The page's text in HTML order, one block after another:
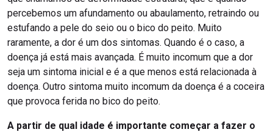
percebemos um afundamento ou abaulamento, retraindo ou
estufando a pele do seio ou o bico do peito. Muito
raramente, a dor é um dos sintomas. Quando é o caso, a
doença já está mais avançada. É muito incomum que a dor
seja um sintoma inicial e é a que menos está relacionada à
doença. Outro sintoma muito incomum da doença é a coceira
que provoca ferida no bico do peito.
A partir de qual idade é importante começar a fazer o